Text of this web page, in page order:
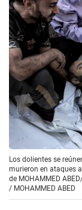
Los dolientes se
murieron en ataques
de MOHAMMED
/ MOHAMMED ABED